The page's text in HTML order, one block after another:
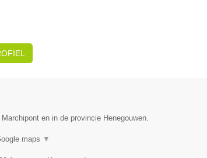
en in de provincie Henegouwen.
maps ▼